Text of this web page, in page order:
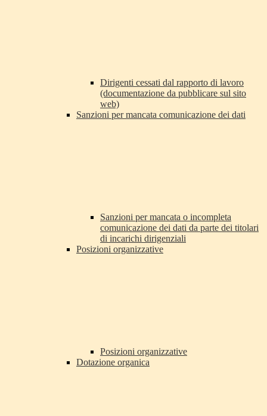
Dirigenti cessati dal rapporto di lavoro
(documentazione da pubblicare sul sito
web)
Sanzioni per mancata comunicazione dei dati
Sanzioni per mancata o incompleta
comunicazione dei dati da parte dei titolari
di incarichi dirigenziali
Posizioni organizzative
Posizioni organizzative
Dotazione organica